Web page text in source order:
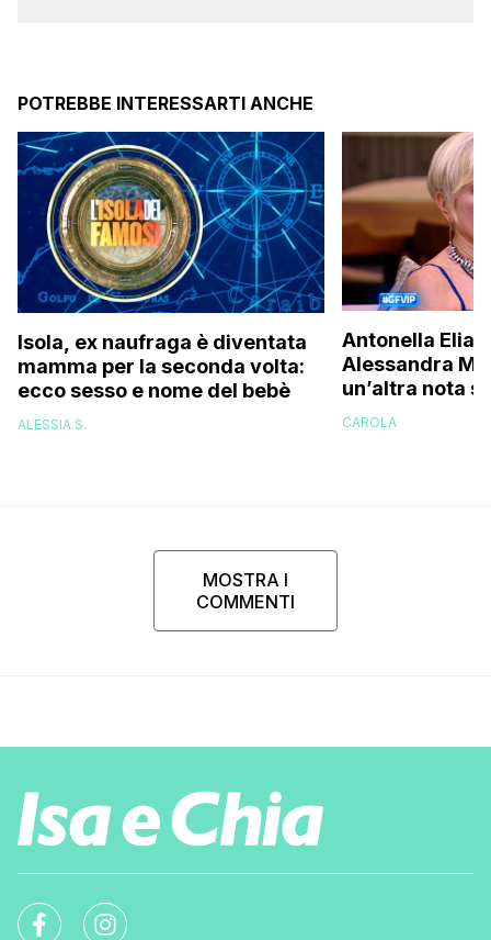
POTREBBE INTERESSARTI ANCHE
Isola, ex naufraga è diventata
mamma per la seconda volta:
ecco sesso e nome del bebè
ALESSIA S.
Antonella Elia
Alessandra
un’altra nota
una bella
CAROLA
MOSTRA I
COMMENTI